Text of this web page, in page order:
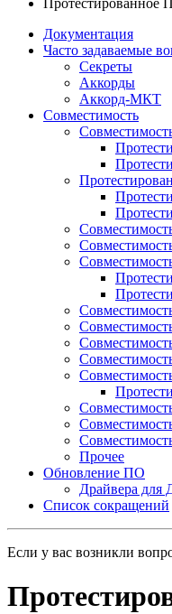
Протестированное
Документация
Часто задаваемые
Секреты
Аккорды
Аккорд-МКТ
Совместимость
Прочее
Обновление ПО
Драйвера для
Список сокращений
Если у вас возникли